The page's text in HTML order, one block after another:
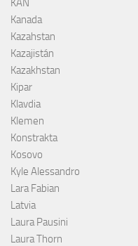
KAN
Kanada
Kazahstan
Kazajistán
Kazakhstan
Kipar
Klavdia
Klemen
Konstrakta
Kosovo
Kyle Alessandro
Lara Fabian
Latvia
Laura Pausini
Laura Thorn